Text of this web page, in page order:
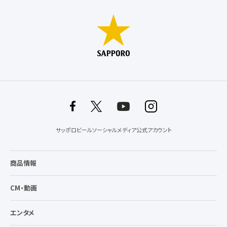
サッポロビールソーシャルメディア公式アカウント
商品情報
CM・動画
エンタメ